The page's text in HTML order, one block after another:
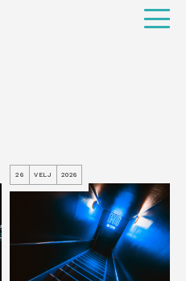
26 VELJ 2026